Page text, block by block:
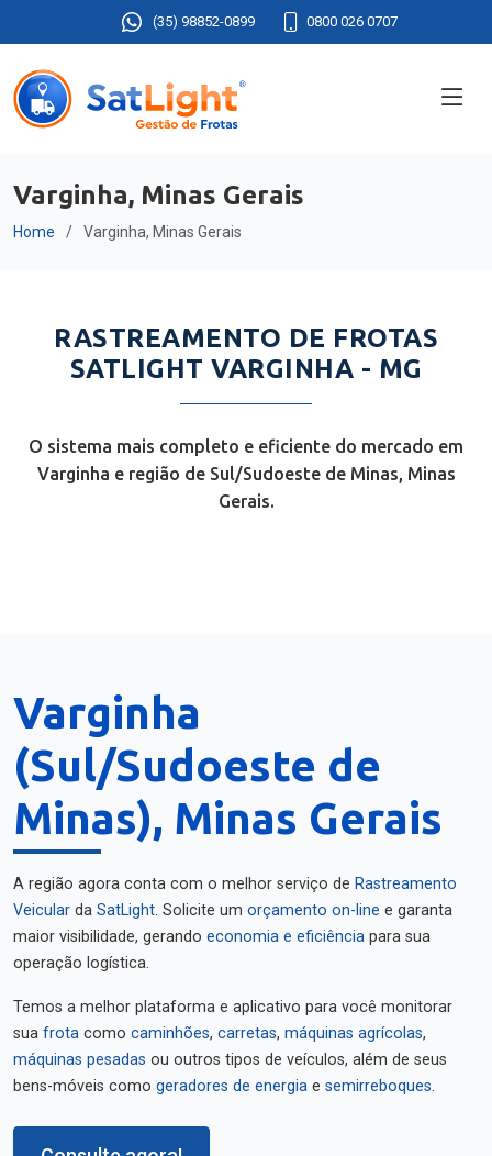
(35) 98852-0899 0800 026 0707
Varginha, Minas Gerais
Home Varginha, Minas Gerais
RASTREAMENTO DE FROTAS
SATLIGHT VARGINHA - MG
O sistema mais completo e eficiente do mercado em
Varginha e região de Sul/Sudoeste de Minas, Minas
Gerais.
Varginha
(Sul/Sudoeste de
Minas), Minas Gerais
A região agora conta com o melhor serviço de Rastreamento
Veicular da SatLight. Solicite um orçamento on-line e garanta
maior visibilidade, gerando economia e eficiência para sua
operação logística.
Temos a melhor plataforma e aplicativo para você monitorar
sua frota como caminhões, carretas, máquinas agrícolas,
máquinas pesadas ou outros tipos de veículos, além de seus
bens-móveis como geradores de energia e semirreboques.